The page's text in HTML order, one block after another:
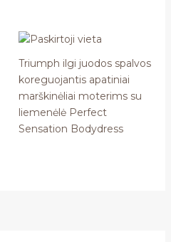
Triumph ilgi juodos spalvos
koreguojantis apatiniai
marškinėliai moterims su
liemenėlė Perfect
Sensation Bodydress